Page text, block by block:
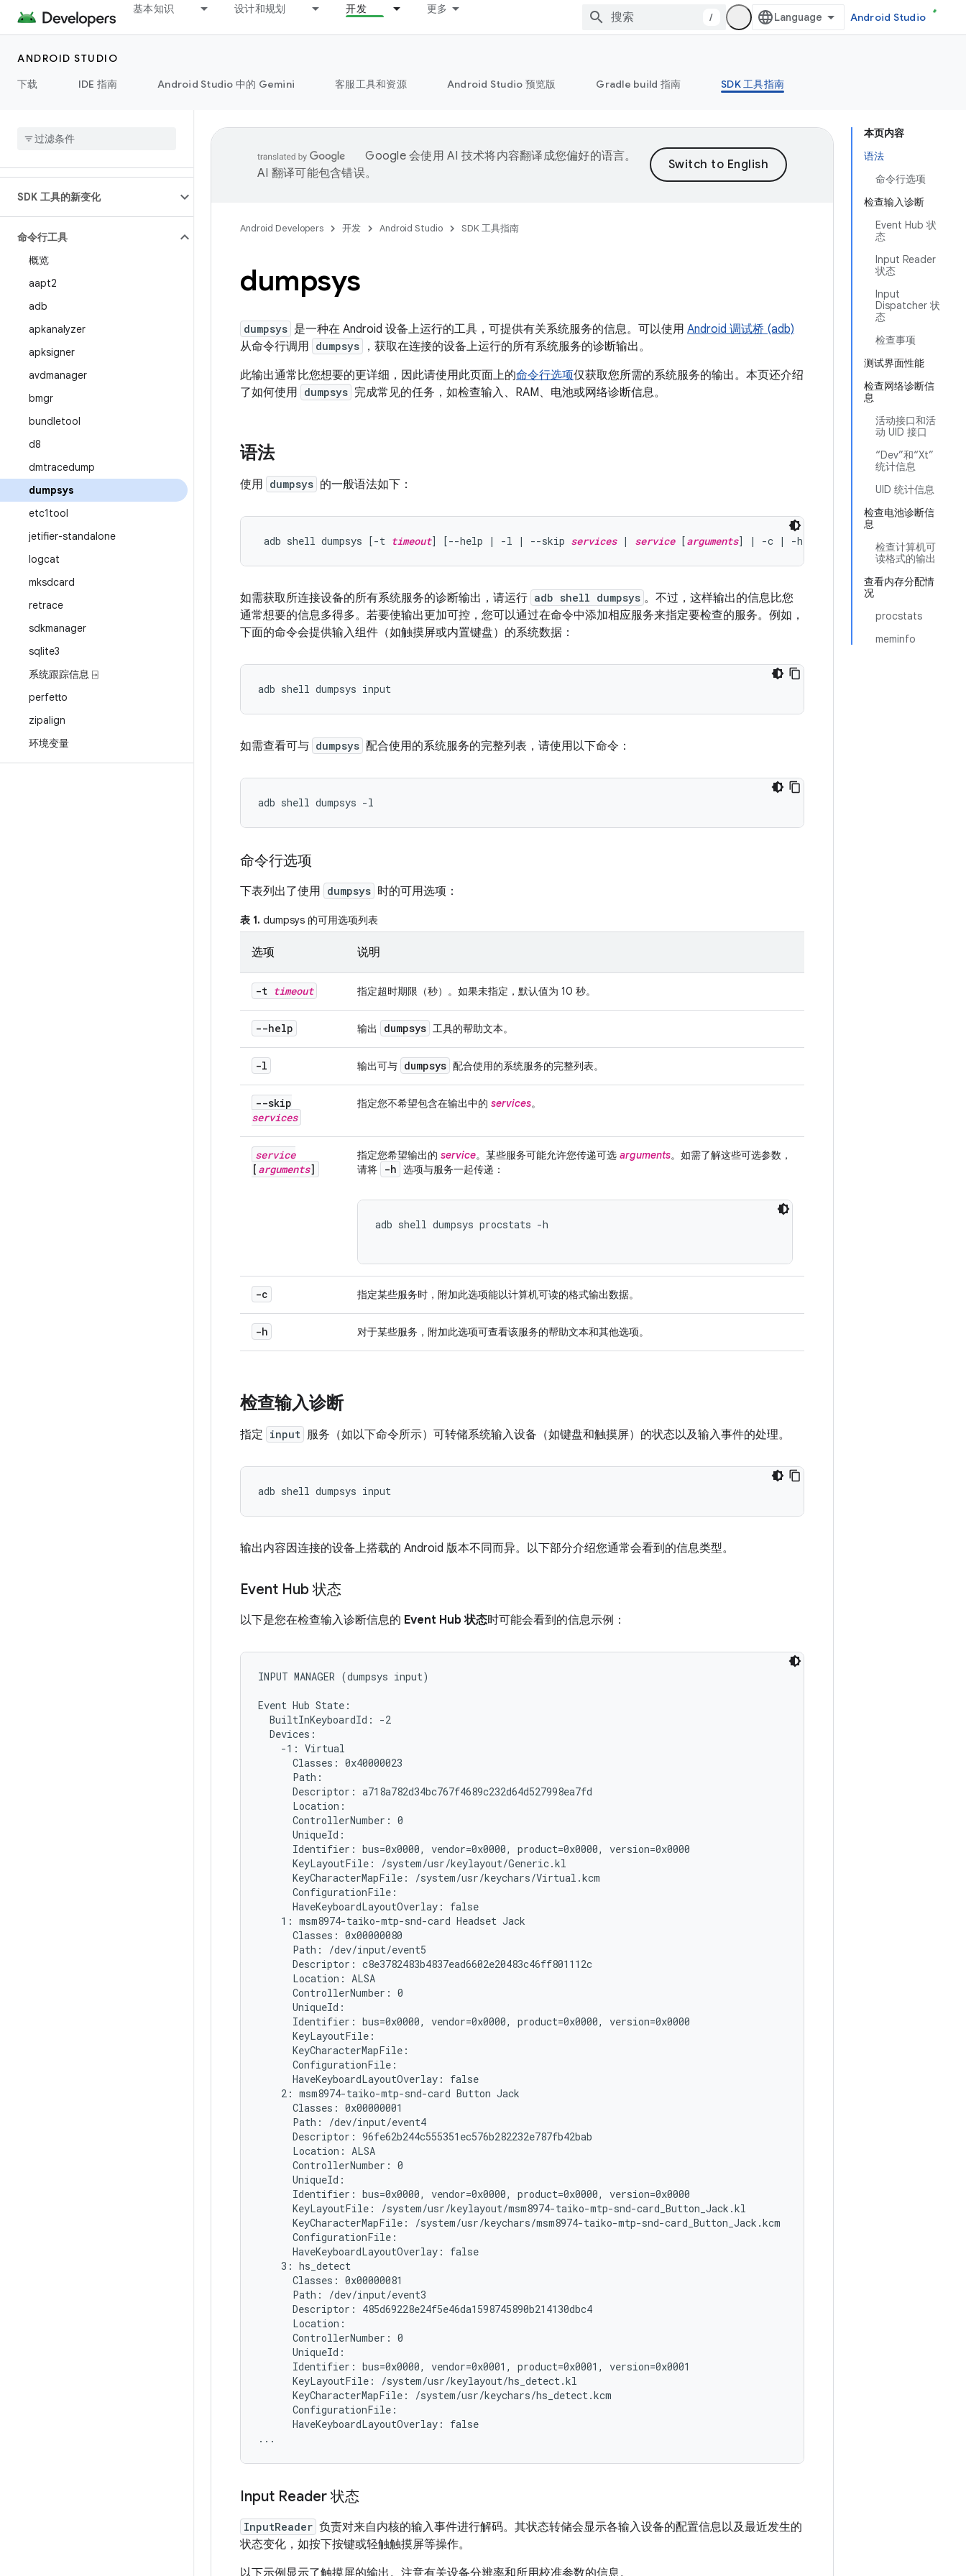
基本知识 设计和规划 开发 更多
/ Android Studio
ANDROID STUDIO
下载
IDE 指南 Android Studio 中的 Gemini 客服工具和资源 Android Studio 预览版 Gradle build 指南 SDK 工具指南
SDK 工具的新变化
命令行工具
概览
aapt2
adb
apkanalyzer
apksigner
avdmanager
bmgr
bundletool
d8
dmtracedump
dumpsys
etc1tool
jetifier-standalone
logcat
mksdcard
retrace
sdkmanager
sqlite3
系统跟踪信息 ⍈
perfetto
zipalign
环境变量
本页内容
语法
命令行选项
检查输入诊断
Event Hub 状
态
Input Reader
状态
Input
Dispatcher 状
态
检查事项
测试界面性能
检查网络诊断信
息
活动接口和活
动 UID 接口
“Dev”和“Xt”
统计信息
UID 统计信息
检查电池诊断信
息
检查计算机可
读格式的输出
查看内存分配情
况
procstats
meminfo
Google 会使用 AI 技术将内容翻译成您偏好的语言。
AI 翻译可能包含错误。
Android Developers 开发 Android Studio SDK 工具指南
dumpsys
dumpsys 是一种在 Android 设备上运行的工具，可提供有关系统服务的信息。可以使用 Android 调试桥 (adb)
从命令行调用 dumpsys
，获取在连接的设备上运行的所有系统服务的诊断输出。
此输出通常比您想要的更详细，因此请使用此页面上的命令行选项仅获取您所需的系统服务的输出。本页还介绍
了如何使用 dumpsys 完成常见的任务，如检查输入、RAM、电池或网络诊断信息。
语法
使用 dumpsys 的一般语法如下：
adb shell dumpsys [-t timeout] [--help | -l | --skip services | service [arguments
如需获取所连接设备的所有系统服务的诊断输出，请运行 adb shell dumpsys 。不过，这样输出的信息比您
通常想要的信息多得多。若要使输出更加可控，您可以通过在命令中添加相应服务来指定要检查的服务。例如，
下面的命令会提供输入组件（如触摸屏或内置键盘）的系统数据：
如需查看可与 dumpsys 配合使用的系统服务的完整列表，请使用以下命令：
命令行选项
下表列出了使用 dumpsys 时的可用选项：
表 1. dumpsys 的可用选项列表
选项 说明
-t timeout 指定超时期限（秒）。如果未指定，默认值为 10 秒。
--help 输出 dumpsys 工具的帮助文本。
-l 输出可与 dumpsys 配合使用的系统服务的完整列表。
--skip
services
指定您不希望包含在输出中的 services。
service
[ arguments]
指定您希望输出的 service。某些服务可能允许您传递可选 arguments。如需了解这些可选参数，
请将
-h 选项与服务一起传递：
adb shell dumpsys procstats -h
-c 指定某些服务时，附加此选项能以计算机可读的格式输出数据。
-h 对于某些服务，附加此选项可查看该服务的帮助文本和其他选项。
检查输入诊断
指定 input 服务（如以下命令所示）可转储系统输入设备（如键盘和触摸屏）的状态以及输入事件的处理。
输出内容因连接的设备上搭载的 Android 版本不同而异。以下部分介绍您通常会看到的信息类型。
Event Hub 状态
以下是您在检查输入诊断信息的 Event Hub 状态时可能会看到的信息示例：
INPUT MANAGER (dumpsys input)
Event Hub State:
  BuiltInKeyboardId: -2
  Devices:
    -1: Virtual
      Classes: 0x40000023
      Path:
      Descriptor: a718a782d34bc767f4689c232d64d527998ea7fd
      Location:
      ControllerNumber: 0
      UniqueId:
      Identifier: bus=0x0000, vendor=0x0000, product=0x0000, version=0x0000
      KeyLayoutFile: /system/usr/keylayout/Generic.kl
      KeyCharacterMapFile: /system/usr/keychars/Virtual.kcm
      ConfigurationFile:
      HaveKeyboardLayoutOverlay: false
    1: msm8974-taiko-mtp-snd-card Headset Jack
      Classes: 0x00000080
      Path: /dev/input/event5
      Descriptor: c8e3782483b4837ead6602e20483c46ff801112c
      Location: ALSA
      ControllerNumber: 0
      UniqueId:
      Identifier: bus=0x0000, vendor=0x0000, product=0x0000, version=0x0000
      KeyLayoutFile:
      KeyCharacterMapFile:
      ConfigurationFile:
      HaveKeyboardLayoutOverlay: false
    2: msm8974-taiko-mtp-snd-card Button Jack
      Classes: 0x00000001
      Path: /dev/input/event4
      Descriptor: 96fe62b244c555351ec576b282232e787fb42bab
      Location: ALSA
      ControllerNumber: 0
      UniqueId:
      Identifier: bus=0x0000, vendor=0x0000, product=0x0000, version=0x0000
      KeyLayoutFile: /system/usr/keylayout/msm8974-taiko-mtp-snd-card_Button_Jack.kl
      KeyCharacterMapFile: /system/usr/keychars/msm8974-taiko-mtp-snd-card_Button_Jack.kcm
      ConfigurationFile:
      HaveKeyboardLayoutOverlay: false
    3: hs_detect
      Classes: 0x00000081
      Path: /dev/input/event3
      Descriptor: 485d69228e24f5e46da1598745890b214130dbc4
      Location:
      ControllerNumber: 0
      UniqueId:
      Identifier: bus=0x0000, vendor=0x0001, product=0x0001, version=0x0001
      KeyLayoutFile: /system/usr/keylayout/hs_detect.kl
      KeyCharacterMapFile: /system/usr/keychars/hs_detect.kcm
      ConfigurationFile:
      HaveKeyboardLayoutOverlay: false
Input Reader 状态
InputReader 负责对来自内核的输入事件进行解码。其状态转储会显示各输入设备的配置信息以及最近发生的
状态变化，如按下按键或轻触触摸屏等操作。
以下示例显示了触摸屏的输出。注意有关设备分辨率和所用校准参数的信息。